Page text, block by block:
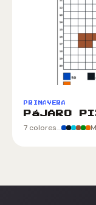
PRIMAVERA
PáJARO
7 colores